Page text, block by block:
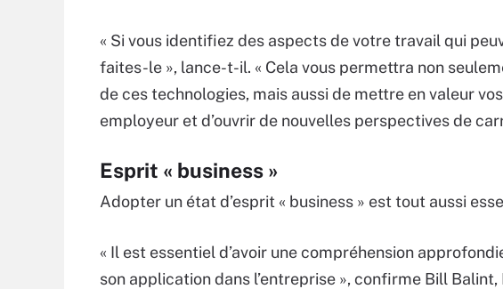
« Si vous identifiez des aspects de votre travail qui
faites-le », lance-t-il. « Cela vous permettra non
de ces technologies, mais aussi de mettre en valeur
employeur et d’ouvrir de nouvelles perspectives de
Esprit « business »
Adopter un état d’esprit « business » est tout aussi
« Il est essentiel d’avoir une compréhension
son application dans l’entreprise », confirme Bill Balint,